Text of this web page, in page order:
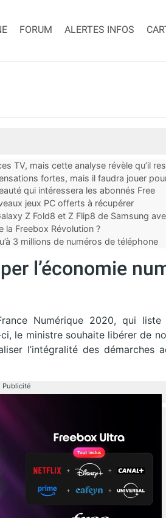
FORUM ALERTES INFOS
TV, mais cette analyse révèle qu’il
fortes, mais il faudra jouer
qui intéressera les abonnés Free
jeux PC offerts à récupérer
Z Fold8 et Z Flip8 de Samsung
la Freebox Révolution ?
3 millions de numéros de téléphone
l’économie
Numérique 2020, qui
le ministre souhaite libérer de
l’intégralité des démarches
Publicité